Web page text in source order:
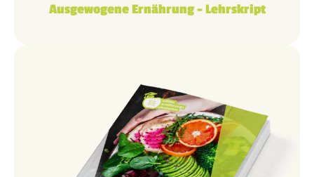
Ausgewogene Ernährung – Lehrskript